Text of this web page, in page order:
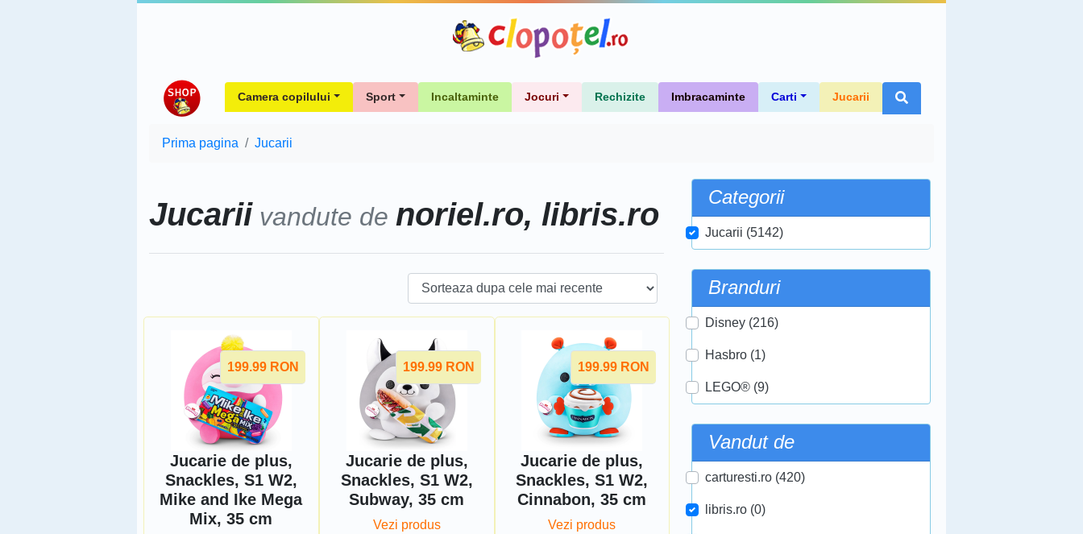
Camera copilului Sport Incaltaminte Jocuri Rechizite Imbracaminte Carti Jucarii
Prima pagina Jucarii
Jucarii vandute de noriel.ro, libris.ro
199.99 RON
Jucarie de plus,
Snackles, S1 W2,
Mike and Ike Mega
Mix, 35 cm
199.99 RON
Jucarie de plus,
Snackles, S1 W2,
Subway, 35 cm
Vezi produs
199.99 RON
Jucarie de plus,
Snackles, S1 W2,
Cinnabon, 35 cm
Vezi produs
Categorii
Jucarii (5142)
Branduri
Disney (216)
Hasbro (1)
LEGO® (9)
Vandut de
carturesti.ro (420)
libris.ro (0)